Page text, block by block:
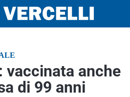
vaccinata anche
di 99 anni